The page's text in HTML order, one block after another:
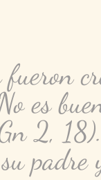
es
2,
padre